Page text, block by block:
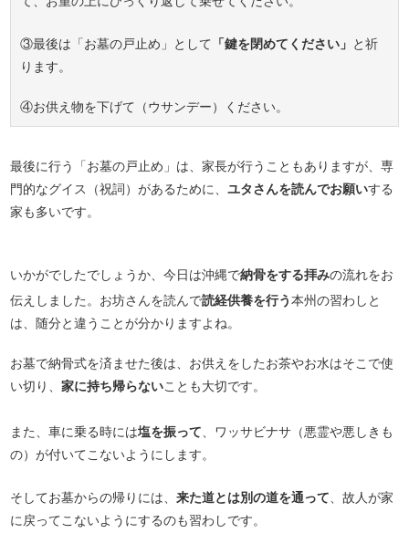
③最後は「お墓の戸止め」として 「鍵を閉めてください」 と祈
ります。
④お供え物を下げて（ウサンデー）ください。
最後に行う「お墓の戸止め」は、家長が行うこともありますが、専
門的なグイス（祝詞）があるために、ユタさんを読んでお願いする
家も多いです。
いかがでしたでしょうか、今日は沖縄で納骨をする拝みの流れをお
伝えしました。お坊さんを読んで読経供養を行う本州の習わしと
は、随分と違うことが分かりますよね。
お墓で納骨式を済ませた後は、お供えをしたお茶やお水はそこで使
い切り、家に持ち帰らないことも大切です。
また、車に乗る時には塩を振って 、ワッサビナサ（悪霊や悪しきも
の）が付いてこないようにします。
そしてお墓からの帰りには、来た道とは別の道を通って 、故人が家
に戻ってこないようにするのも習わしです。